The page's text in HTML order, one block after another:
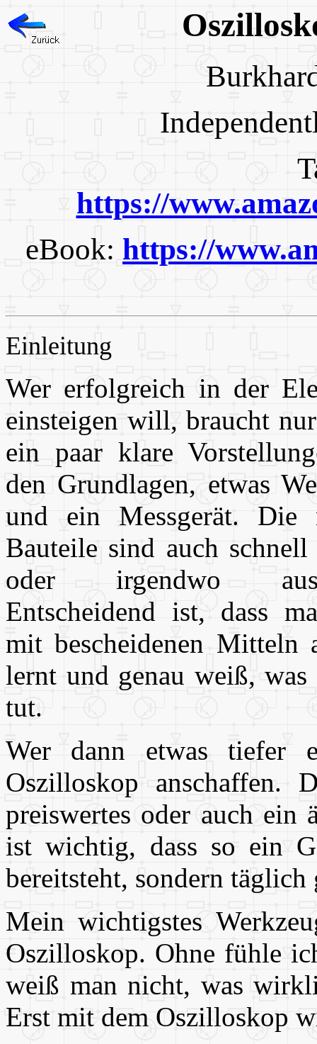
https://
eBook: https://
Einleitung
Wer erfolgreich in der
einsteigen will, braucht
ein paar klare
den Grundlagen, etwas
und ein Messgerät. Die
Bauteile sind auch schnell
oder irgendwo
Entscheidend ist, dass
mit bescheidenen Mitteln
lernt und genau weiß, was
tut.
Wer dann etwas tiefer
Oszilloskop anschaffen.
preiswertes oder auch ein
ist wichtig, dass so ein
bereitsteht, sondern
Mein wichtigstes
Oszilloskop. Ohne fühle
weiß man nicht, was
Erst mit dem Oszilloskop